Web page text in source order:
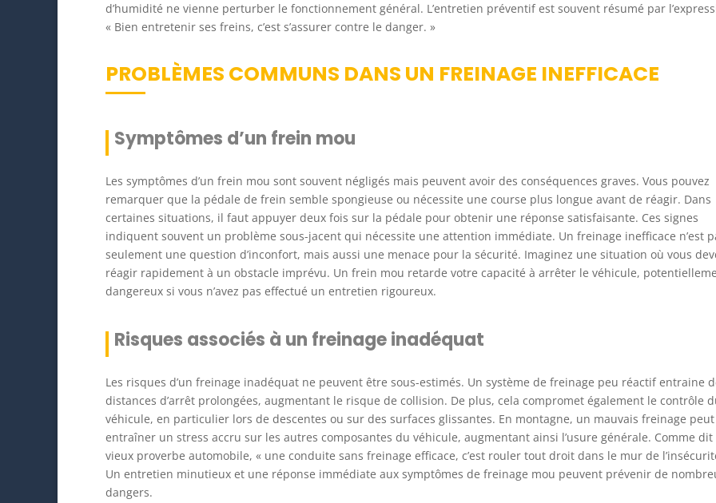
d’humidité ne vienne perturber le fonctionnement général. L’entretien préventif est souvent résumé par
« Bien entretenir ses freins, c’est s’assurer contre le danger. »
PROBLÈMES COMMUNS DANS UN FREINAGE INEFFICACE
Symptômes d’un frein mou
Les symptômes d’un frein mou sont souvent négligés mais peuvent avoir des conséquences graves. Vous pouvez
remarquer que la pédale de frein semble spongieuse ou nécessite une course plus longue avant de réagir. Dans
certaines situations, il faut appuyer deux fois sur la pédale pour obtenir une réponse satisfaisante. Ces signes
indiquent souvent un problème sous-jacent qui nécessite une attention immédiate. Un freinage inefficace n’est
seulement une question d’inconfort, mais aussi une menace pour la sécurité. Imaginez une situation où vous
réagir rapidement à un obstacle imprévu. Un frein mou retarde votre capacité à arrêter le véhicule,
dangereux si vous n’avez pas effectué un entretien rigoureux.
Risques associés à un freinage inadéquat
Les risques d’un freinage inadéquat ne peuvent être sous-estimés. Un système de freinage peu réactif entraine
distances d’arrêt prolongées, augmentant le risque de collision. De plus, cela compromet également le contrôle
véhicule, en particulier lors de descentes ou sur des surfaces glissantes. En montagne, un mauvais freinage peut
entraîner un stress accru sur les autres composantes du véhicule, augmentant ainsi l’usure générale. Comme dit
vieux proverbe automobile, « une conduite sans freinage efficace, c’est rouler tout droit dans le mur de
Un entretien minutieux et une réponse immédiate aux symptômes de freinage mou peuvent prévenir de
dangers.